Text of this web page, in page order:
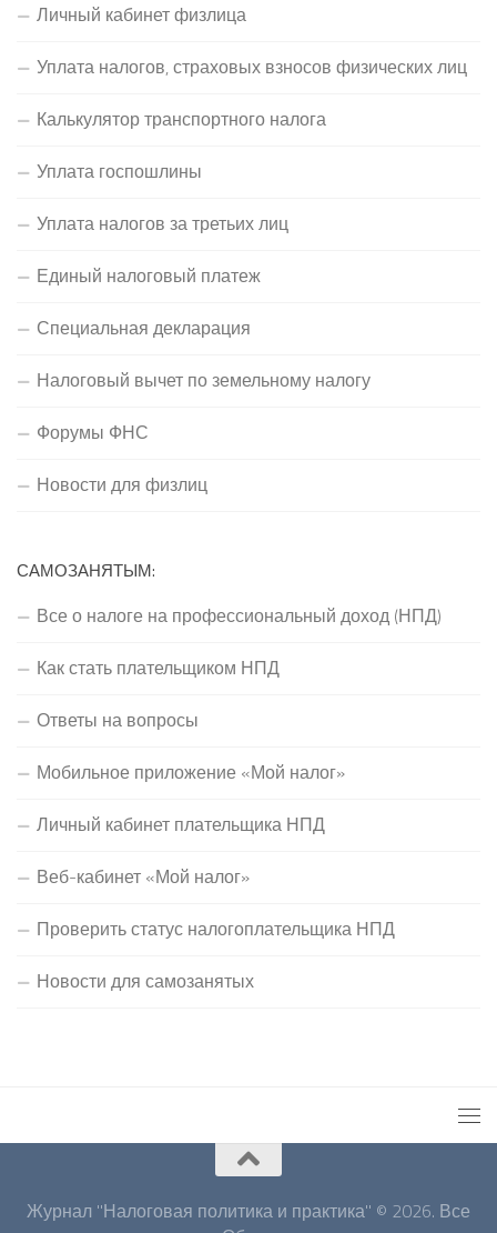
Личный кабинет физлица
Уплата налогов, страховых взносов физических лиц
Калькулятор транспортного налога
Уплата госпошлины
Уплата налогов за третьих лиц
Единый налоговый платеж
Специальная декларация
Налоговый вычет по земельному налогу
Форумы ФНС
Новости для физлиц
САМОЗАНЯТЫМ:
Все о налоге на профессиональный доход (НПД)
Как стать плательщиком НПД
Ответы на вопросы
Мобильное приложение «Мой налог»
Личный кабинет плательщика НПД
Веб-кабинет «Мой налог»
Проверить статус налогоплательщика НПД
Новости для самозанятых
Журнал "Налоговая политика и практика" © 2026. Все